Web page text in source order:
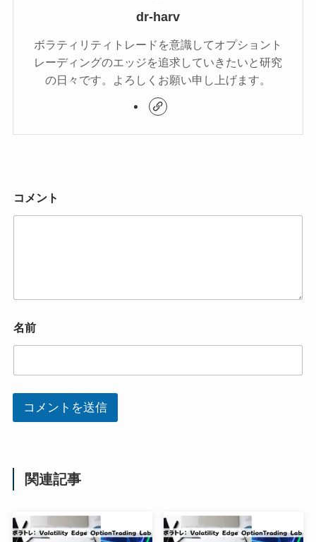
dr-harv
ボラティリティトレードを意識してオプショント
レーディングのエッジを追求していきたいと研究
の日々です。よろしくお願い申し上げます。
コメント
名前
コメントを送信
関連記事